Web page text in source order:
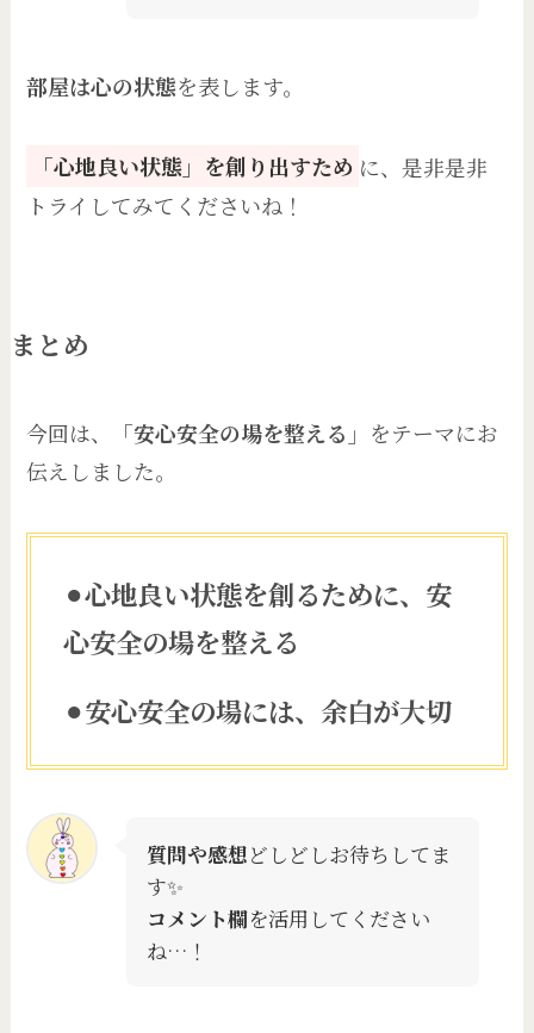
部屋は心の状態を表します。
「心地良い状態」を創り出すため に、是非是非
トライしてみてくださいね！
まとめ
今回は、 「安心安全の場を整える」 をテーマにお
伝えしました。
⚫︎心地良い状態を創るために、安
心安全の場を整える
⚫︎安心安全の場には、余白が大切
質問や感想どしどしお待ちしてま
す✨
コメント欄を活用してください
ね…！